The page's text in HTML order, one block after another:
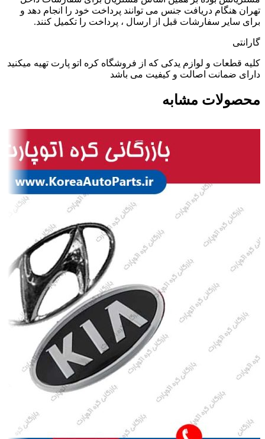
تهران هنگام دریافت جنس می توانند پرداخت خود را انجام دهد و
برای سایر سفارشات قبل از ارسال ، پرداخت را تکمیل کنند.
گارانتی
کلیه قطعات و لوازم یدکی که از فروشگاه کره اتو پارت تهیه میکنید
دارای ضمانت اصالت و کیفیت می باشد
محصولات مشابه